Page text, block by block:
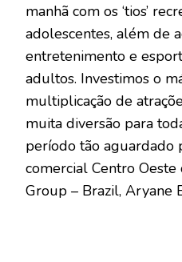
manhã com os ‘tios’
adolescentes, além de
entretenimento e
adultos. Investimos o
multiplicação de
muita diversão para
período tão aguardado
comercial Centro
Group – Brazil, Aryane